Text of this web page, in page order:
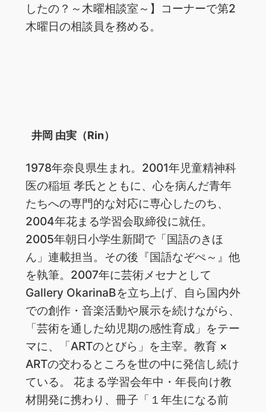
したの？～木曜相談室～】コーナーで第2
木曜日の相談員を務める。
井岡 由実（Rin）
1978年奈良県生まれ。2001年児童精神科
医の稲垣 孝氏とともに、心を病んだ青年
たちへの専門的な対応に専心したのち、
2004年花まる学習会取締役に就任。
2005年朝日小学生新聞で「国語のきほ
ん」連載担当。その後『国語なぞぺ～』他
を執筆。2007年に芸術メセナとして
Gallery OkarinaBを立ち上げ、自ら国内外
での創作・音楽活動や展示を続けながら、
「芸術を通した幼児期の感性育成」をテー
マに、「ARTのとびら」を主宰。教育 ×
ARTの交わるところを世の中に発信し続け
ている。 花まる学習会年中・年長向け教
材開発に携わり、冊子「１年生になる前